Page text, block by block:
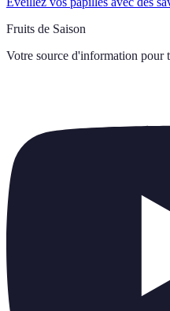
Fruits de Saison
Votre source d'information pour